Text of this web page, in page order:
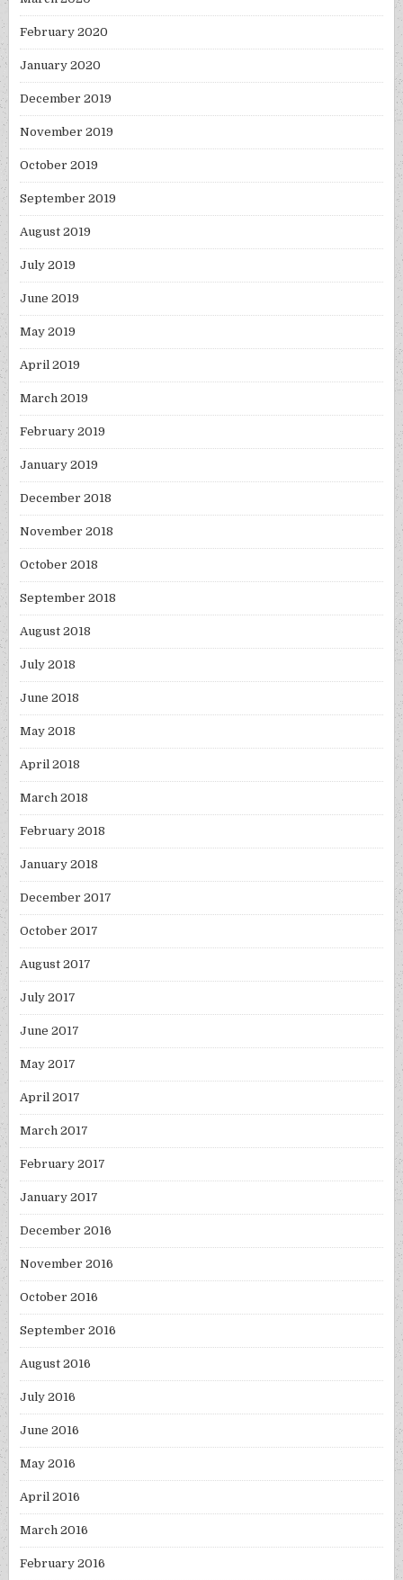
February 2020
January 2020
December 2019
November 2019
October 2019
September 2019
August 2019
July 2019
June 2019
May 2019
April 2019
March 2019
February 2019
January 2019
December 2018
November 2018
October 2018
September 2018
August 2018
July 2018
June 2018
May 2018
April 2018
March 2018
February 2018
January 2018
December 2017
October 2017
August 2017
July 2017
June 2017
May 2017
April 2017
March 2017
February 2017
January 2017
December 2016
November 2016
October 2016
September 2016
August 2016
July 2016
June 2016
May 2016
April 2016
March 2016
February 2016